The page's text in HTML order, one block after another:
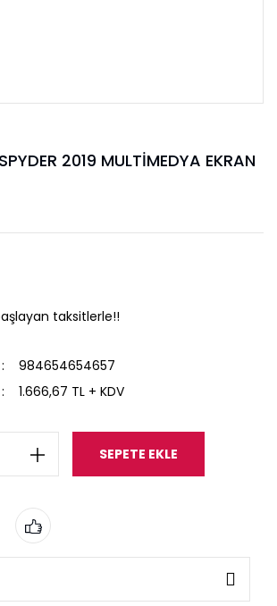
2019 MULTİMEDYA EKRAN
taksitlerle!!
984654654657
1.666,67 TL + KDV
SEPETE EKLE